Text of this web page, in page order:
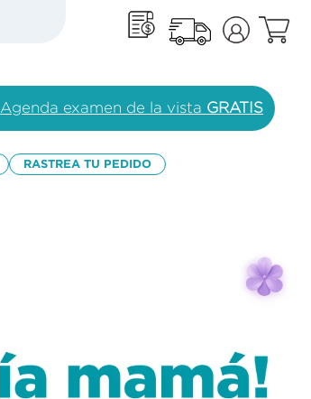
Agenda examen de la vista GRATIS
RASTREA TU PEDIDO